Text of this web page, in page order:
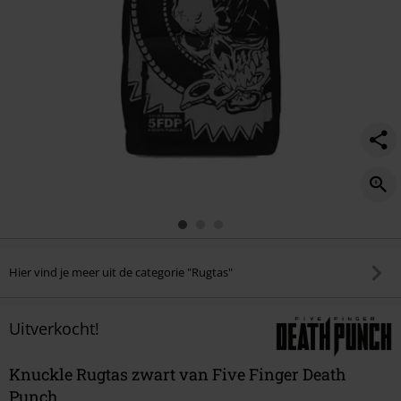
Hier vind je meer uit de categorie "Rugtas"
Uitverkocht!
Knuckle Rugtas zwart van Five Finger Death
Punch